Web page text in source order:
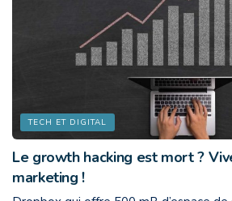
TECH ET DIGITAL
Le growth hacking est mort ?
marketing !